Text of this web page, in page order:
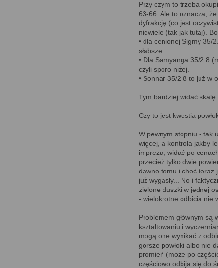
Przy czym to trzeba
63-66. Ale to oznacza,
dyfrakcję (co jest
niewiele (tak jak tutaj).
• dla cenionej Sigmy 35/
słabsze.
• Dla Samyanga 35/2.8
czyli sporo niżej.
• Sonnar 35/2.8 to już w
Tym bardziej widać
Czy to jest kwestia
W pewnym stopniu - tak
więcej, a kontrola jakby
impreza, widać po
przecież tylko dwie
dawno temu i choć teraz
już wygasły... No i
zielone duszki w jednej
- wielokrotne odbicia nie
Problemem głównym są
kształtowaniu i
mogą one wynikać z
gorsze powłoki albo nie
promień (może po
częściowo odbija się do